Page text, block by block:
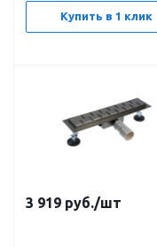
Купить в 1 клик
3 919 руб./шт